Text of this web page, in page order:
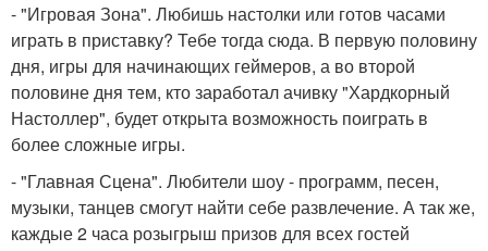
- "Игровая Зона". Любишь настолки или готов часами
играть в приставку? Тебе тогда сюда. В первую половину
дня, игры для начинающих геймеров, а во второй
половине дня тем, кто заработал ачивку "Хардкорный
Настоллер", будет открыта возможность поиграть в
более сложные игры.
- "Главная Сцена". Любители шоу - программ, песен,
музыки, танцев смогут найти себе развлечение. А так же,
каждые 2 часа розыгрыш призов для всех гостей